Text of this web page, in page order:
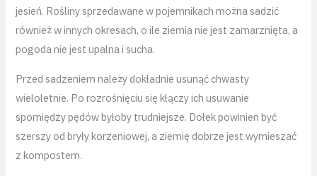
jesień. Rośliny sprzedawane w pojemnikach można sadzić
również w innych okresach, o ile ziemia nie jest zamarznięta, a
pogoda nie jest upalna i sucha.
Przed sadzeniem należy dokładnie usunąć chwasty
wieloletnie. Po rozrośnięciu się kłączy ich usuwanie
spomiędzy pędów byłoby trudniejsze. Dołek powinien być
szerszy od bryły korzeniowej, a ziemię dobrze jest wymieszać
z kompostem.